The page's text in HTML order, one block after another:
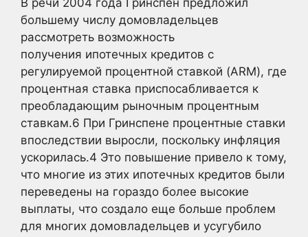
большему числу домовладельцев
рассмотреть возможность
получения ипотечных кредитов с
регулируемой процентной ставкой (ARM), где
процентная ставка приспосабливается к
преобладающим рыночным процентным
ставкам.6 При Гринспене процентные ставки
впоследствии выросли, поскольку инфляция
ускорилась.4 Это повышение привело к тому,
что многие из этих ипотечных кредитов были
переведены на гораздо более высокие
выплаты, что создало еще больше проблем
для многих домовладельцев и усугубило